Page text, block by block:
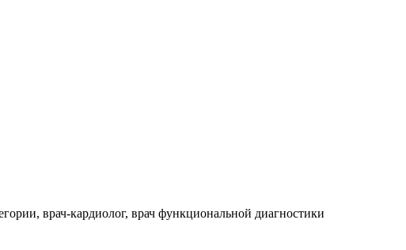
врач-кардиолог, врач функциональной диагностики